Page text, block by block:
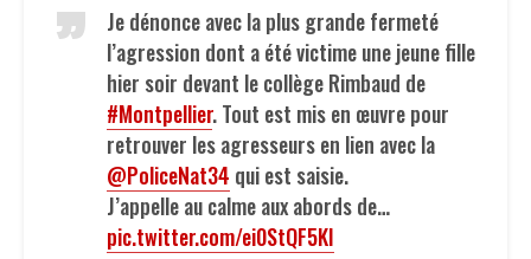
Je dénonce avec la plus grande fermeté
l’agression dont a été victime une jeune fille
hier soir devant le collège Rimbaud de
#Montpellier. Tout est mis en œuvre pour
retrouver les agresseurs en lien avec la
@PoliceNat34 qui est saisie.
J’appelle au calme aux abords de…
pic.twitter.com/ei0StQF5KI